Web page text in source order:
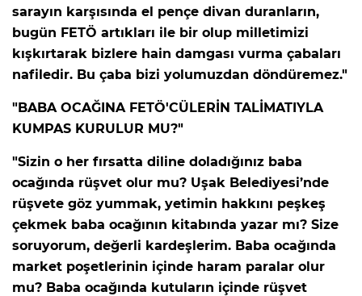
sarayın karşısında el pençe divan duranların,
bugün FETÖ artıkları ile bir olup milletimizi
kışkırtarak bizlere hain damgası vurma çabaları
nafiledir. Bu çaba bizi yolumuzdan döndüremez."
"BABA OCAĞINA FETÖ'CÜLERİN TALİMATIYLA
KUMPAS KURULUR MU?"
"Sizin o her fırsatta diline doladığınız baba
ocağında rüşvet olur mu? Uşak Belediyesi’nde
rüşvete göz yummak, yetimin hakkını peşkeş
çekmek baba ocağının kitabında yazar mı? Size
soruyorum, değerli kardeşlerim. Baba ocağında
market poşetlerinin içinde haram paralar olur
mu? Baba ocağında kutuların içinde rüşvet